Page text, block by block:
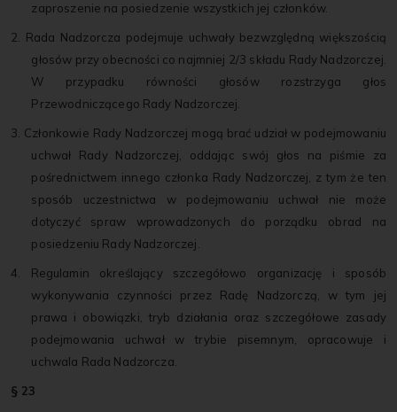
zaproszenie na posiedzenie wszystkich jej członków.
2. Rada Nadzorcza podejmuje uchwały bezwzględną większością
głosów przy obecności co najmniej 2/3 składu Rady Nadzorczej.
W przypadku równości głosów rozstrzyga głos
Przewodniczącego Rady Nadzorczej.
3. Członkowie Rady Nadzorczej mogą brać udział w podejmowaniu
uchwał Rady Nadzorczej, oddając swój głos na piśmie za
pośrednictwem innego członka Rady Nadzorczej, z tym że ten
sposób uczestnictwa w podejmowaniu uchwał nie może
dotyczyć spraw wprowadzonych do porządku obrad na
posiedzeniu Rady Nadzorczej.
4. Regulamin określający szczegółowo organizację i sposób
wykonywania czynności przez Radę Nadzorczą, w tym jej
prawa i obowiązki, tryb działania oraz szczegółowe zasady
podejmowania uchwał w trybie pisemnym, opracowuje i
uchwala Rada Nadzorcza.
§ 23